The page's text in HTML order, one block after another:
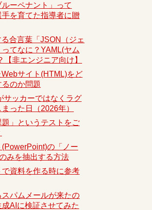
ーペナント」って
を育てた指導者に贈
合言葉「JSON（ジェ
てなに？YAML(ヤム
【非エンジニア向け】
サイト(HTML)をど
のか問題
サッカーではなくラグ
った日（2026年）
題」というテストをご
の「ノー
みを抽出する方法
資料を作る時に参考
スパムメールが来たの
AIに検証させてみた